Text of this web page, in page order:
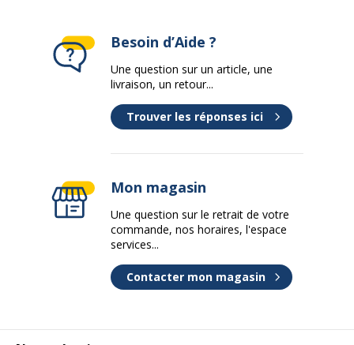
Besoin d’Aide ?
Une question sur un article, une
livraison, un retour...
Trouver les réponses ici
Mon magasin
Une question sur le retrait de votre
commande, nos horaires, l'espace
services...
Contacter mon magasin